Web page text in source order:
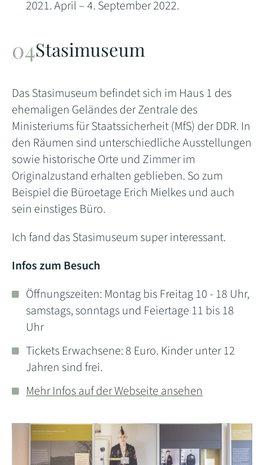
2021. April – 4. September 2022.
Stasimuseum
Das Stasimuseum befindet sich im Haus 1 des
ehemaligen Geländes der Zentrale des
Ministeriums für Staatssicherheit (MfS) der DDR. In
den Räumen sind unterschiedliche Ausstellungen
sowie historische Orte und Zimmer im
Originalzustand erhalten geblieben. So zum
Beispiel die Büroetage Erich Mielkes und auch
sein einstiges Büro.
Ich fand das Stasimuseum super interessant.
Infos zum Besuch
Öffnungszeiten: Montag bis Freitag 10 - 18 Uhr,
samstags, sonntags und Feiertage 11 bis 18
Uhr
Tickets Erwachsene: 8 Euro. Kinder unter 12
Jahren sind frei.
Mehr Infos auf der Webseite ansehen